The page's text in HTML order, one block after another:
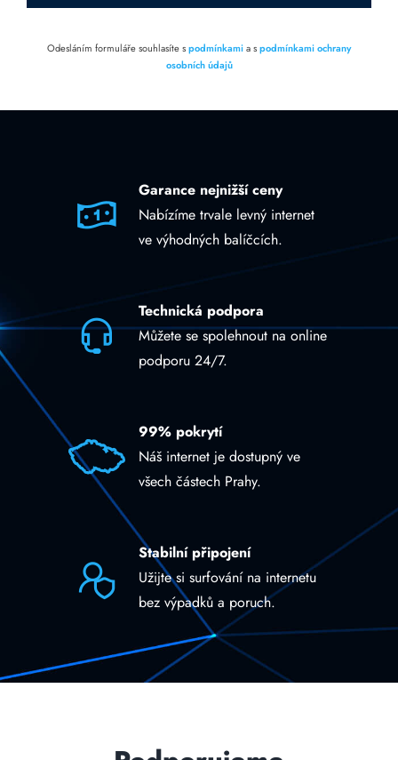
Odesláním formuláře souhlasíte spodmínkamia spodmínkami ochrany
osobních údajů
Garance nejnižší ceny
Nabízíme trvale levný internet
ve výhodných balíčcích.
Technická podpora
Můžete se spolehnout na online
podporu 24/7.
99% pokrytí
Náš internet je dostupný ve
všech částech Prahy.
Stabilní připojení
Užijte si surfování na internetu
bez výpadků a poruch.